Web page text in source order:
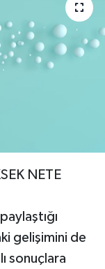
NETE
gelişimini de
sonuçlara